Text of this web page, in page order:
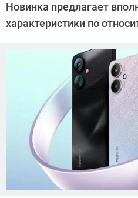
Довлатова
Новинка предлагает
характеристики по